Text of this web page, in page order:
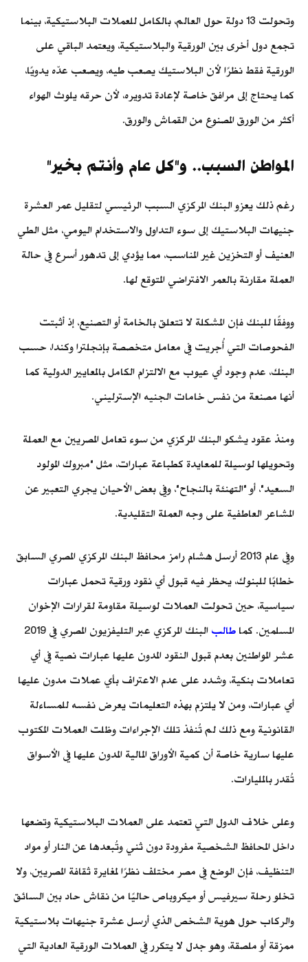
وتحولت 13 دولة حول العالم، بالكامل للعملات البلاستيكية، بينما
تجمع دول أخرى بين الورقية والبلاستيكية، ويعتمد الباقي على
الورقية فقط نظرًا لأن البلاستيك يصعب طيه، ويصعب عدّه يدويًا،
كما يحتاج إلى مرافق خاصة لإعادة تدويره، لأن حرقه يلوث الهواء
أكثر من الورق المصنوع من القماش والورق.
المواطن السبب.. و"كل عام وأنتم بخير"
رغم ذلك يعزو البنك المركزي السبب الرئيسي لتقليل عمر العشرة
جنيهات البلاستيك إلى سوء التداول والاستخدام اليومي، مثل الطي
العنيف أو التخزين غير المناسب، مما يؤدي إلى تدهور أسرع في حالة
العملة مقارنة بالعمر الافتراضي المتوقع لها.
ووفقًا للبنك فإن المشكلة لا تتعلق بالخامة أو التصنيع، إذ أثبتت
الفحوصات التي أُجريت في معامل متخصصة بإنجلترا وكندا، حسب
البنك، عدم وجود أي عيوب مع الالتزام الكامل بالمعايير الدولية كما
أنها مصنعة من نفس خامات الجنيه الإسترليني.
ومنذ عقود يشكو البنك المركزي من سوء تعامل المصريين مع العملة
وتحويلها لوسيلة للمعايدة كطباعة عبارات، مثل "مبروك المولود
السعيد"، أو "التهنئة بالنجاح"، وفي بعض الأحيان يجري التعبير عن
المشاعر العاطفية على وجه العملة التقليدية.
وفي عام 2013 أرسل هشام رامز محافظ البنك المركزي المصري السابق
خطابًا للبنوك، يحظر فيه قبول أي نقود ورقية تحمل عبارات
سياسية، حين تحولت العملات لوسيلة مقاومة لقرارات الإخوان
المسلمين. كما طالب
البنك المركزي عبر التليفزيون المصري في 2019
عشر المواطنين بعدم قبول النقود المدون عليها عبارات نصية في أي
تعاملات بنكية، وشدد على عدم الاعتراف بأي عملات مدون عليها
أي عبارات، ومن لا يلتزم بهذه التعليمات يعرض نفسه للمساءلة
القانونية ومع ذلك لم تُنفذ تلك الإجراءات وظلت العملات المكتوب
عليها سارية خاصة أن كمية الأوراق المالية المدون عليها في الأسواق
تُقدر بالمليارات.
وعلى خلاف الدول التي تعتمد على العملات البلاستيكية وتضعها
داخل المحافظ الشخصية مفرودة دون ثني وتُبعدها عن النار أو مواد
التنظيف، فإن الوضع في مصر مختلف نظرًا لمغايرة ثقافة المصريين، ولا
تخلو رحلة سيرفيس أو ميكروباص حاليًا من نقاش حاد بين السائق
والركاب حول هوية الشخص الذي أرسل عشرة جنيهات بلاستيكية
ممزقة أو ملصقة، وهو جدل لا يتكرر في العملات الورقية العادية التي